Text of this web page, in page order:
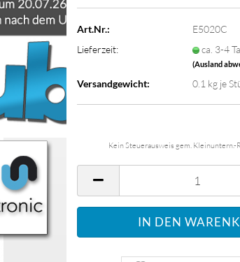
Art.Nr.:
E5020C
Lieferzeit:
ca. 3-4
(Ausland
Versandgewicht: 0.1 kg je
Kein Steuerausweis gem. Kleinuntern.-